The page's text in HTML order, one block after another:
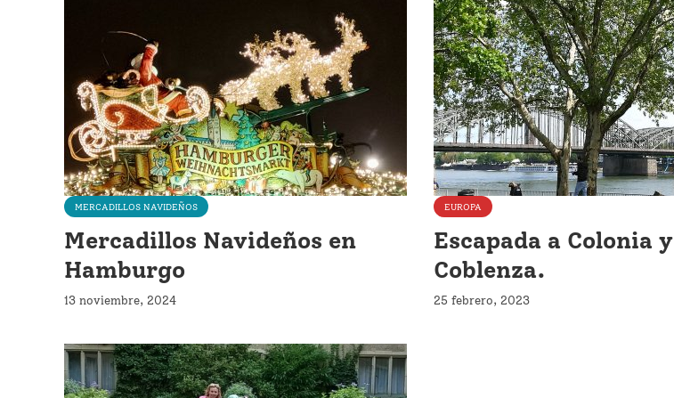
MERCADILLOS NAVIDEÑOS
Mercadillos Navideños en
Hamburgo
13 noviembre, 2024
EUROPA
Escapada a Colonia y
Coblenza.
25 febrero, 2023